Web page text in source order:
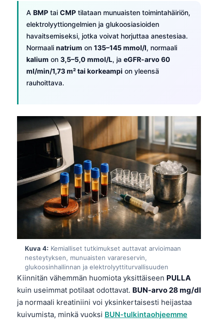
A BMP tai CMP tilataan munuaisten toimintahäiriön,
elektrolyyttiongelmien ja glukoosiasioiden
havaitsemiseksi, jotka voivat horjuttaa anestesiaa.
Normaali natrium on 135–145 mmol/l, normaali
kalium on 3,5–5,0 mmol/L, ja eGFR-arvo 60
ml/min/1,73 m² tai korkeampi on yleensä
rauhoittava.
Kuva 4: Kemialliset tutkimukset auttavat arvioimaan
nesteytyksen, munuaisten varareservin,
glukoosinhallinnan ja elektrolyyttiturvallisuuden
Kiinnitän vähemmän huomiota yksittäiseen PULLA
kuin useimmat potilaat odottavat. BUN-arvo 28 mg/dl
ja normaali kreatiniini voi yksinkertaisesti heijastaa
kuivumista, minkä vuoksi BUN-tulkintaohjeemme